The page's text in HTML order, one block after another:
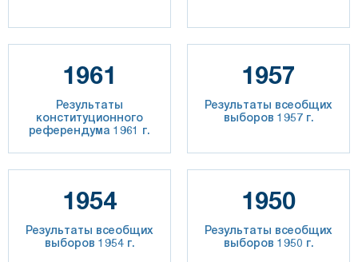
1961
Результаты
конституционного
референдума 1961 г.
1957
Результаты всеобщих
выборов 1957 г.
1954
Результаты всеобщих
выборов 1954 г.
1950
Результаты всеобщих
выборов 1950 г.